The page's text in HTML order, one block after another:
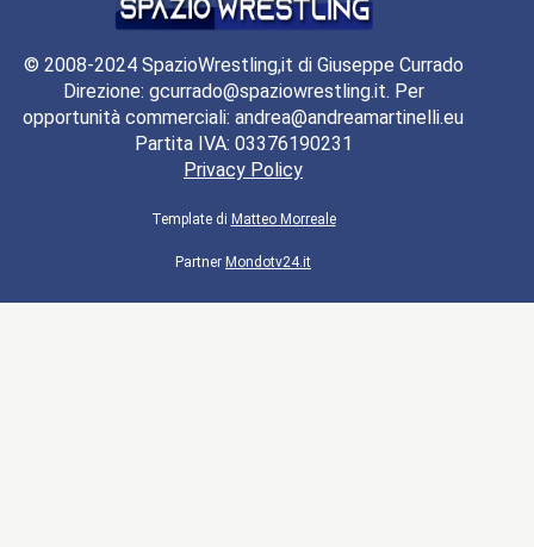
© 2008-2024 SpazioWrestling,it di Giuseppe Currado
Direzione: gcurrado@spaziowrestling.it. Per
opportunità commerciali: andrea@andreamartinelli.eu
Partita IVA: 03376190231
Privacy Policy
Template di Matteo Morreale
Partner Mondotv24.it